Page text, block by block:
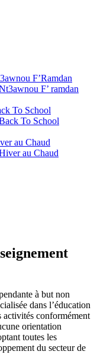
F’Ramdan
F’ ramdan
To School
To School
au Chaud
au Chaud
à but non
dans l’éducation
activités conformément
orientation
toutes les
du secteur de